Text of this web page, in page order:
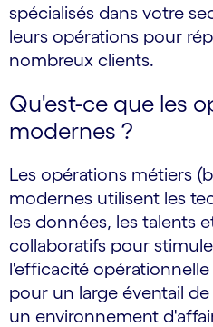
spécialisés dans votre
leurs opérations pour
nombreux clients.
Qu'est-ce que les
modernes ?
Les opérations métiers
modernes utilisent les
les données, les talents
collaboratifs pour
l'efficacité
pour un large éventail
un environnement